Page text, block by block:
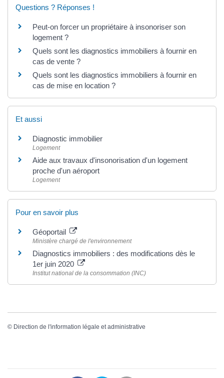
Questions ? Réponses !
Peut-on forcer un propriétaire à insonoriser son
logement ?
Quels sont les diagnostics immobiliers à fournir en
cas de vente ?
Quels sont les diagnostics immobiliers à fournir en
cas de mise en location ?
Et aussi
Diagnostic immobilier
Logement
Aide aux travaux d'insonorisation d'un logement
proche d'un aéroport
Logement
Pour en savoir plus
Géoportail
Ministère chargé de l'environnement
Diagnostics immobiliers : des modifications dès le
1er juin 2020
Institut national de la consommation (INC)
© Direction de l'information légale et administrative